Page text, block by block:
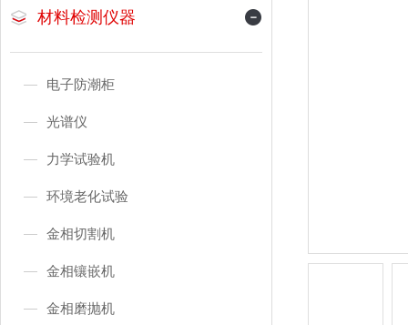
材料检测仪器
电子防潮柜
光谱仪
力学试验机
环境老化试验
金相切割机
金相镶嵌机
金相磨抛机